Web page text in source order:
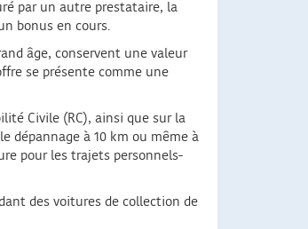
par un autre prestataire, la
bonus en cours.
âge, conservent une valeur
se présente comme une
Civile (RC), ainsi que sur la
dépannage à 10 km ou même à
pour les trajets personnels-
des voitures de collection de